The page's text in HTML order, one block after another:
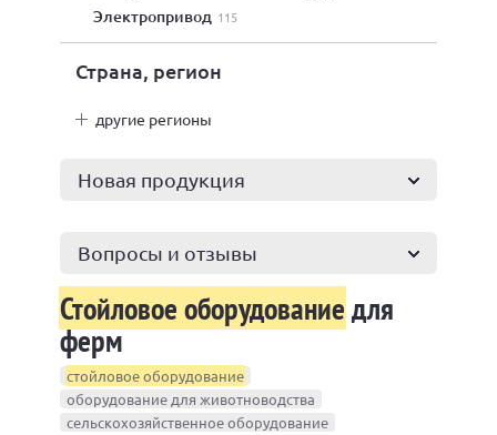
электропривод 115
Страна, регион
другие регионы
Новая продукция
Вопросы и отзывы
Стойловое оборудованиедля
ферм
стойловое оборудование
оборудование для животноводства
сельскохозяйственное оборудование